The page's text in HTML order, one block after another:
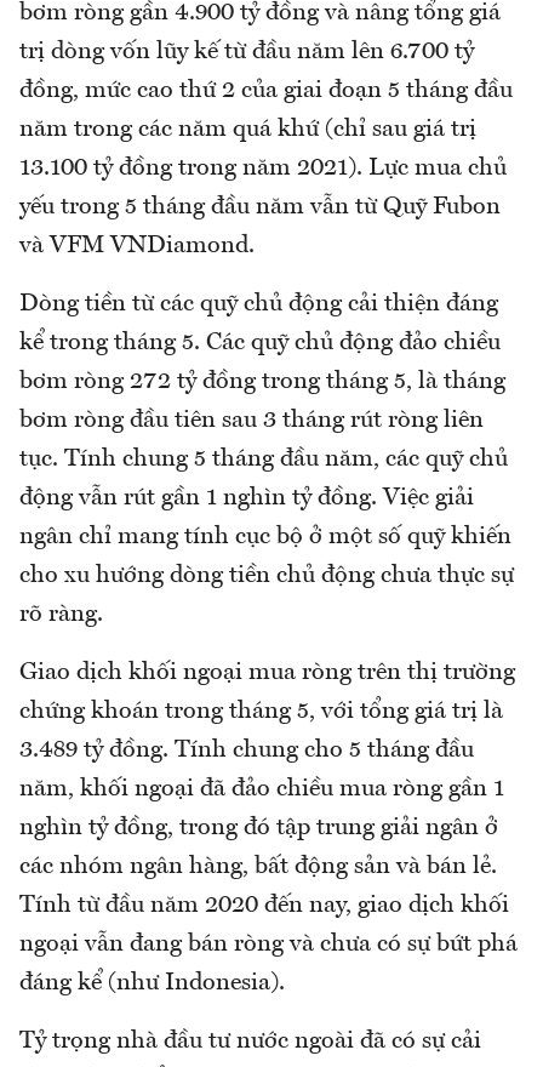
bơm ròng gần 4.900 tỷ đồng và nâng tổng giá
trị dòng vốn lũy kế từ đầu năm lên 6.700 tỷ
đồng, mức cao thứ 2 của giai đoạn 5 tháng đầu
năm trong các năm quá khứ (chỉ sau giá trị
13.100 tỷ đồng trong năm 2021). Lực mua chủ
yếu trong 5 tháng đầu năm vẫn từ Quỹ Fubon
và VFM VNDiamond.
Dòng tiền từ các quỹ chủ động cải thiện đáng
kể trong tháng 5. Các quỹ chủ động đảo chiều
bơm ròng 272 tỷ đồng trong tháng 5, là tháng
bơm ròng đầu tiên sau 3 tháng rút ròng liên
tục. Tính chung 5 tháng đầu năm, các quỹ chủ
động vẫn rút gần 1 nghìn tỷ đồng. Việc giải
ngân chỉ mang tính cục bộ ở một số quỹ khiến
cho xu hướng dòng tiền chủ động chưa thực sự
rõ ràng.
Giao dịch khối ngoại mua ròng trên thị trường
chứng khoán trong tháng 5, với tổng giá trị là
3.489 tỷ đồng. Tính chung cho 5 tháng đầu
năm, khối ngoại đã đảo chiều mua ròng gần 1
nghìn tỷ đồng, trong đó tập trung giải ngân ở
các nhóm ngân hàng, bất động sản và bán lẻ.
Tính từ đầu năm 2020 đến nay, giao dịch khối
ngoại vẫn đang bán ròng và chưa có sự bứt phá
đáng kể (như Indonesia).
Tỷ trọng nhà đầu tư nước ngoài đã có sự cải